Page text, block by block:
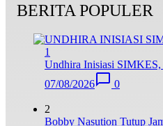
BERITA POPULER
1
Undhira Inisiasi SIMKES,
07/08/2026
0
2
Bobby Nasution Tutup